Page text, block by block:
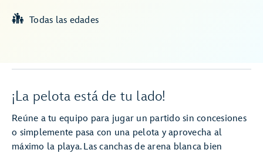
Todas las edades
¡La pelota está de tu lado!
Reúne a tu equipo para jugar un partido sin concesiones
o simplemente pasa con una pelota y aprovecha al
máximo la playa. Las canchas de arena blanca bien